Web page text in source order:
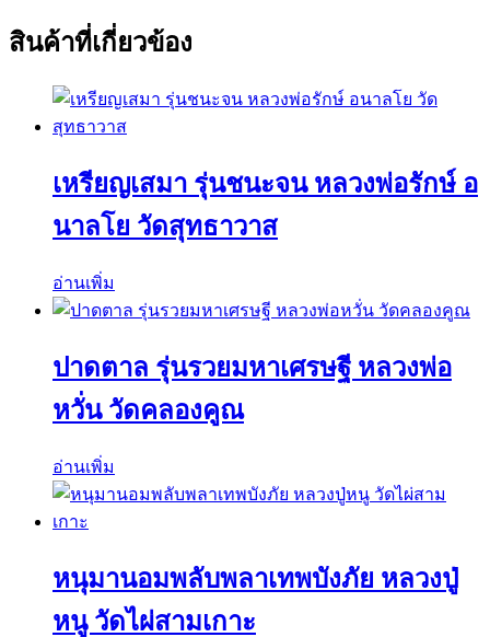
สินค้าที่เกี่ยวข้อง
เหรียญเสมา รุ่นชนะจน หลวงพ่อรักษ์ อ
นาลโย วัดสุทธาวาส
อ่านเพิ่ม
ปาดตาล รุ่นรวยมหาเศรษฐี หลวงพ่อ
หวั่น วัดคลองคูณ
อ่านเพิ่ม
หนุมานอมพลับพลาเทพบังภัย หลวงปู่
หนู วัดไผ่สามเกาะ